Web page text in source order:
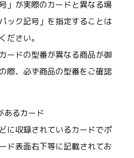
」が実際のカードと異なる場
ック記号」を指定することは
ださい。
ードの型番が異なる商品が御
際、必ず商品の型番をご確認
あるカード
に収録されているカードでポ
ド表面右下等に記載されてお